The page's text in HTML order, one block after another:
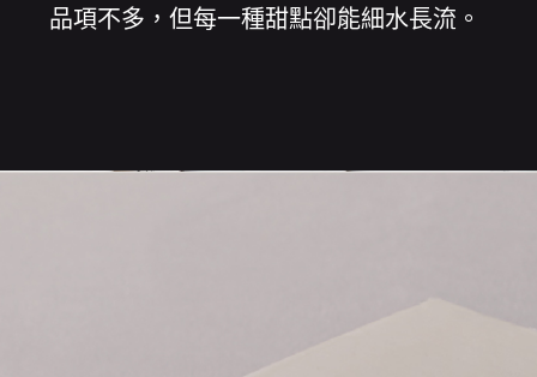
品項不多，但每一種甜點卻能細水長流。